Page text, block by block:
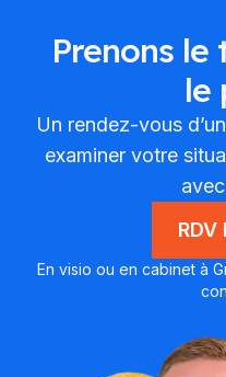
Prenons
le
Un rendez-vous
examiner votre
RDV
En visio ou en cabinet à